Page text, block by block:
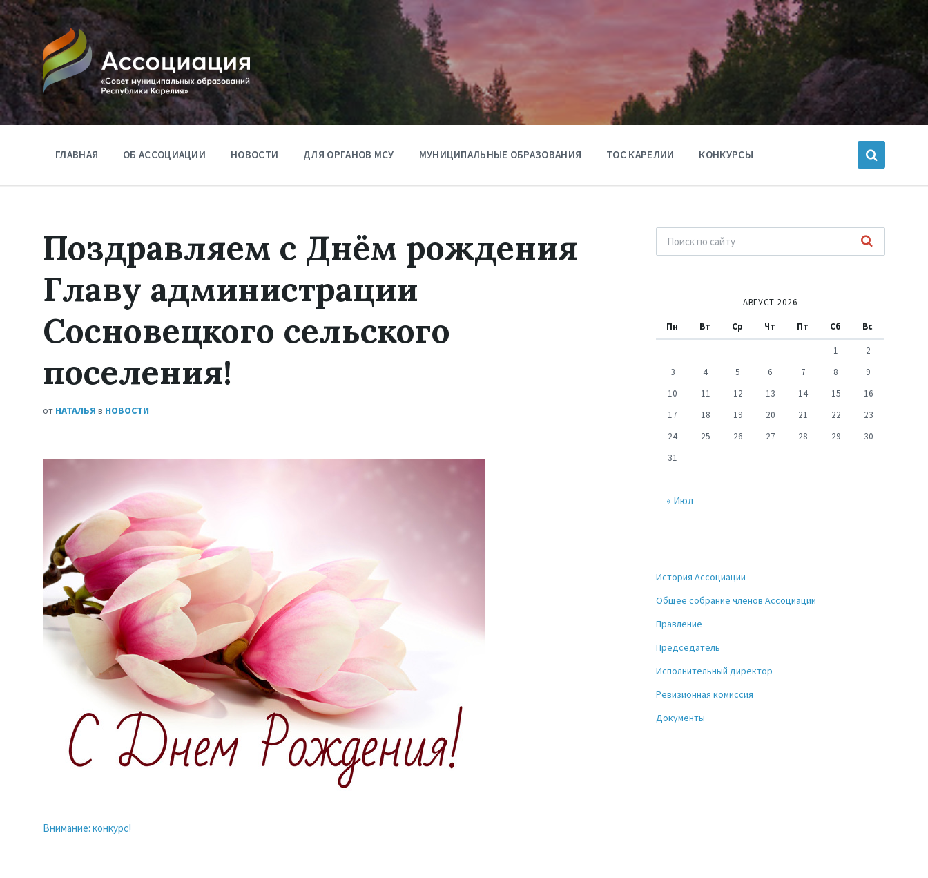
ГЛАВНАЯ ОБ АССОЦИАЦИИ НОВОСТИ ДЛЯ ОРГАНОВ МСУ МУНИЦИПАЛЬНЫЕ ОБРАЗОВАНИЯ ТОС КАРЕЛИИ КОНКУРСЫ
Поздравляем с Днём рождения
Главу администрации
Сосновецкого сельского
поселения!
от НАТАЛЬЯ в НОВОСТИ
Внимание: конкурс!
АВГУСТ 2026
Пн Вт Ср Чт Пт Сб Вс
1
2
3
4 5 6 7 8
9
10
11 12 13 14 15
16
17
18 19 20 21 22
23
24
25 26 27 28 29
30
31
« Июл
История Ассоциации
Общее собрание членов Ассоциации
Правление
Председатель
Исполнительный директор
Ревизионная комиссия
Документы